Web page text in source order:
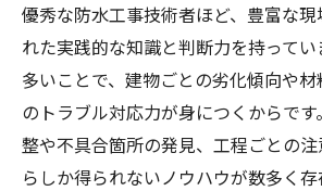
施工力が評価される防水工事の新
防水工事で施工力が問われ
は
防水工事の品質向上を実現
ト
優秀な防水工事技術者ほど、豊富な
れた実践的な知識と判断力を持って
多いことで、建物ごとの劣化傾向や
のトラブル対応力が身につくからで
整や不具合箇所の発見、工程ごとの
らしか得られないノウハウが数多く存